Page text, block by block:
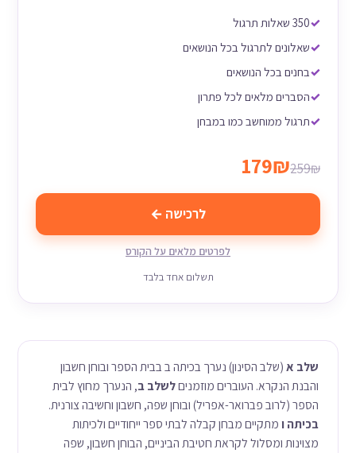
350 שאלות תרגול
שאלונים לתרגול בכל הנושאים
בחנים בכל הנושאים
הסברים מלאים לכל פתרון
תרגול ממוחשב כמו במבחן
259₪
179₪
לרכישה ←
לפרטים מלאים על הקורס
תשלום אחד בלבד
שלב א (שלב הסינון) נערך בכיתה ב בבית הספר ובוחן חשבון
והבנת הנקרא. העוברים מוזמניםלשלב ב, הנערך מחוץ לבית
הספר (לרוב פברואר-אפריל) ובוחן שפה, חשבון וחשיבה צורנית.
בכיתה ו מתקיים מבחן קבלה לבתי ספר ייחודיים ולכיתות
מצוינות ומסלול לקראת חטיבת הביניים, הבוחן חשבון, שפה